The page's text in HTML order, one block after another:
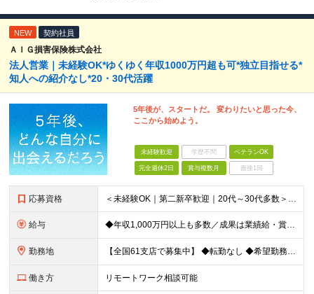
NEW 契約社員
ＡＩＧ損害保険株式会社
法人営業｜未経験OK*ゆくゆく年収1000万円超も可*独立目指せる*
知人への紹介なし*20・30代活躍
5年後が、スタートだ。 変わりたいと思った今、
ここから始めよう。
未経験歓迎 学歴不問 ベテランOK
完全週休2日 賞与複数月 面接1回
応募資格 ＜未経験OK｜第二新卒歓迎｜20代～30代多数＞ ◆業界未経験・営業未経験がほとんどです！ ◆高卒以上 ━━━━━━━━ 育成前提の採用です！ ━━━━━━━━ 「稼ぎたい」「経営者になりたい」など
給与 ◆年収1,000万円以上も多数／成果は業績給・賞与に反映 ◆年収例1,233円／30代・4年目 月給24万4,094円～33万5,000円＋業績給＋賞与年2回（業績による） ※給与は配属エリアによ
勤務地 【全国61支店で募集中】 ◆転勤なし ◆希望勤務地を選べる ◆U・Iターンも歓迎です ----- 契約期間中は転勤がありません。 お住まいの地域でキャリアを築くことができます！ ----- ■北海道／
働き方 リモートワーク相談可能